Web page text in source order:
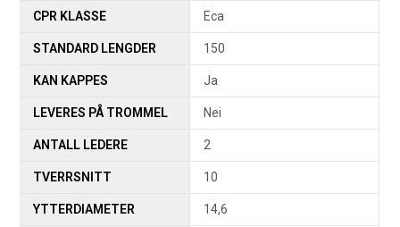
CPR KLASSE Eca
STANDARD LENGDER 150
KAN KAPPES Ja
LEVERES PÅ TROMMEL Nei
ANTALL LEDERE 2
TVERRSNITT 10
YTTERDIAMETER 14,6